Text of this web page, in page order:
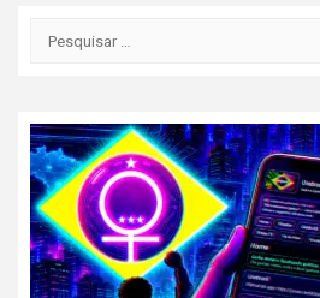
Pesquisar